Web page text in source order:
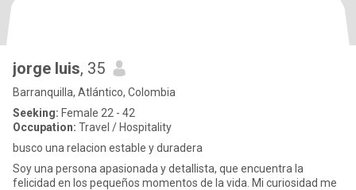
jorge luis, 35
Barranquilla, Atlántico, Colombia
Seeking: Female 22 - 42
Occupation: Travel / Hospitality
busco una relacion estable y duradera
Soy una persona apasionada y detallista, que encuentra la
felicidad en los pequeños momentos de la vida. Mi curiosidad me